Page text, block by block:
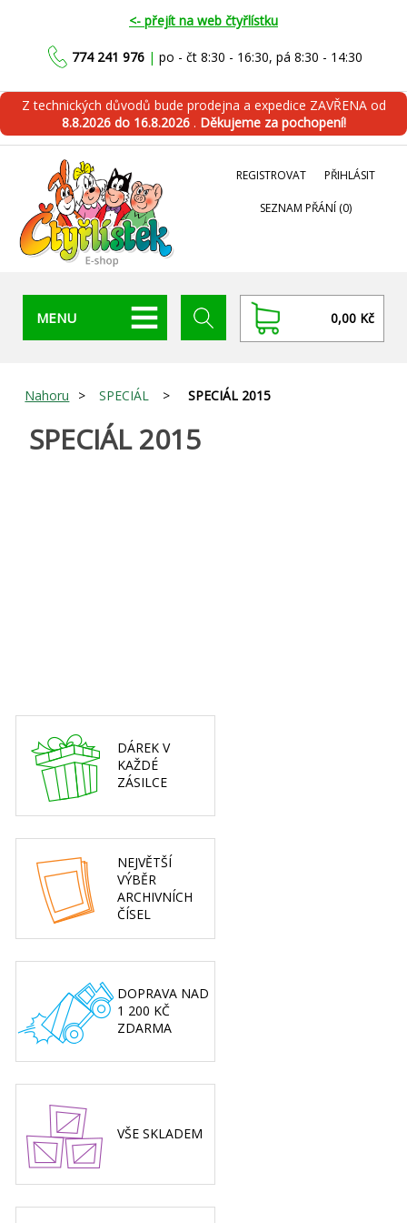
<- přejít na web čtyřlístku
774 241 976 | po - čt 8:30 - 16:30, pá 8:30 - 14:30
Z technických důvodů bude prodejna a expedice ZAVŘENA od
8.8.2026 do 16.8.2026 . Děkujeme za pochopení!
REGISTROVAT PŘIHLÁSIT
SEZNAM PŘÁNÍ (0)
MENU 0,00 Kč
Nahoru > SPECIÁL > SPECIÁL 2015
SPECIÁL 2015
DÁREK V
KAŽDÉ
ZÁSILCE
NEJVĚTŠÍ
VÝBĚR
ARCHIVNÍCH
ČÍSEL
DOPRAVA NAD
1 200 KČ
ZDARMA
VŠE SKLADEM